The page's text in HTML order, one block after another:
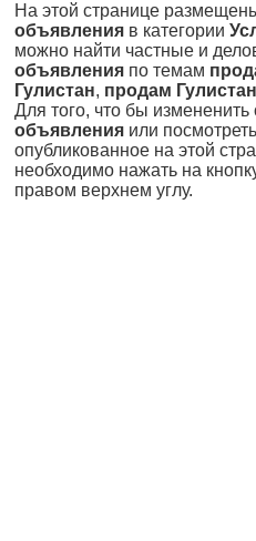
На этой странице
объявления в категории
можно найти частные и
объявления по темам
Гулистан, продам Гулистан
Для того, что бы
объявления или
опубликованное на этой
необходимо нажать на
правом верхнем углу.